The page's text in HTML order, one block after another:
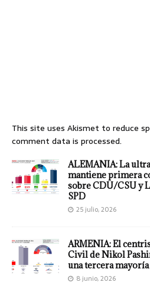
This site uses Akismet to reduce
comment data is processed.
ALEMANIA: La
mantiene primera
sobre CDU/CSU y
SPD
25 julio, 2026
ARMENIA: El
Civil de Nikol
una tercera
8 junio, 2026